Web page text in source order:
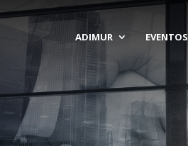
ADIMUR EVENTOS